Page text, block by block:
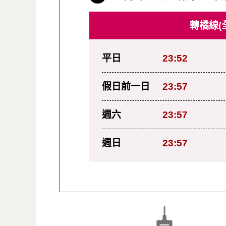
轉橘線(
平日 23:52
假日前一日 23:57
週六 23:57
週日 23:57